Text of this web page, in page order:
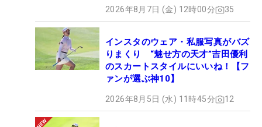
2026年8月7日 (金) 12時00分 35
インスタのウェア・私服写真がバズ
りまくり “魅せ方の天才”吉田優利
のスカートスタイルにいいね！【フ
ァンが選ぶ神10】
2026年8月5日 (水) 11時45分 12